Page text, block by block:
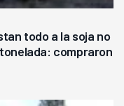
todo a la soja no
compraron